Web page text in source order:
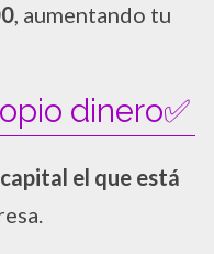
, aumentando tu
dinero✅
el que está